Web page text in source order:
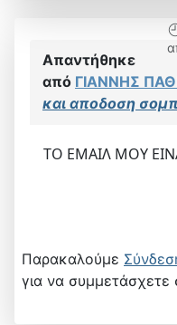
Απαντήθηκε
από ΓΙΑΝΝΗΣ
και αποδοση
ΤΟ ΕΜΑΙΛ ΜΟΥ
Παρακαλούμε
για να συμμετάσχετε